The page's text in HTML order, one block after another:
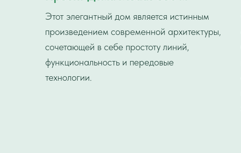
Этот элегантный дом является истинным
произведением современной архитектуры,
сочетающей в себе простоту линий,
функциональность и передовые
технологии.